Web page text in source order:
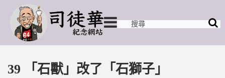
39 「石獸」改了「石獅子」